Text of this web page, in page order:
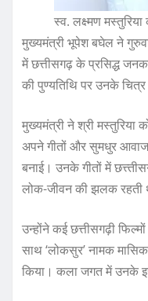
स्व. लक्ष्मण
मुख्यमंत्री भूपेश बघेल ने
में छत्तीसगढ़ के प्रसिद्ध
की पुण्यतिथि पर उनके चित्र
मुख्यमंत्री ने श्री मस्तुरिया
अपने गीतों और सुमधुर
बनाई। उनके गीतों में
लोक-जीवन की झलक रहती
उन्होंने कई छत्तीसगढ़ी
साथ ‘लोकसुर’ नामक
किया। कला जगत में उनके इस